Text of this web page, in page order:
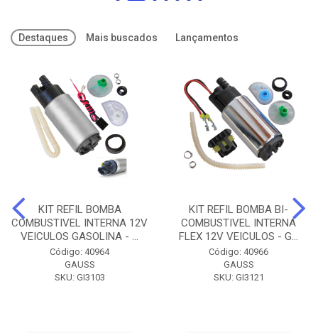
Destaques Mais buscados Lançamentos
KIT REFIL BOMBA
COMBUSTIVEL INTERNA 12V
VEICULOS GASOLINA - ...
Código: 40964
GAUSS
SKU: GI3103
KIT REFIL BOMBA BI-
COMBUSTIVEL INTERNA
FLEX 12V VEICULOS - G...
Código: 40966
GAUSS
SKU: GI3121